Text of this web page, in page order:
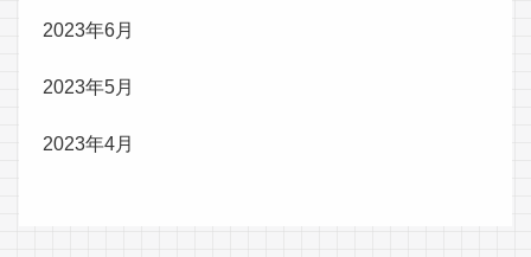
2023年6月
2023年5月
2023年4月